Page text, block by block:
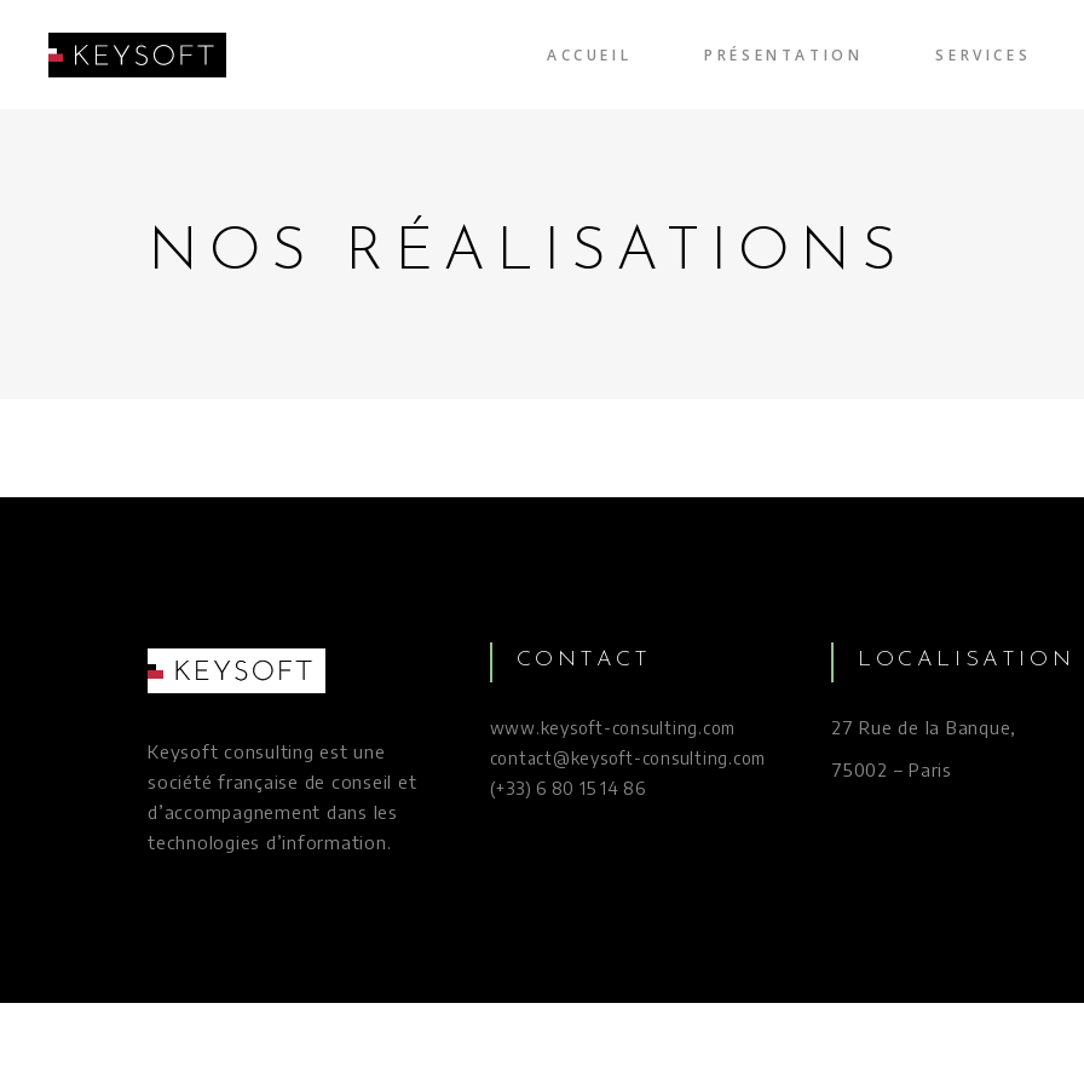
ACCUEIL PRÉSENTATION SERVICES
NOS RÉALISATIONS
Keysoft consulting est une
société française de conseil et
d’accompagnement dans les
technologies d’information.
CONTACT
www.keysoft-consulting.com
contact@keysoft-consulting.com
(+33) 6 80 15 14 86
LOCALISATION
27 Rue de la Banque,
75002 – Paris